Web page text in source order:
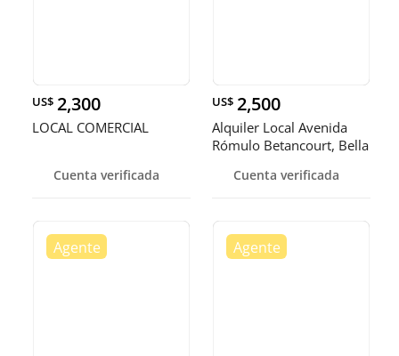
US$ 2,300
LOCAL COMERCIAL
Cuenta verificada
US$ 2,500
Alquiler Local Avenida
Rómulo Betancourt, Bella
Cuenta verificada